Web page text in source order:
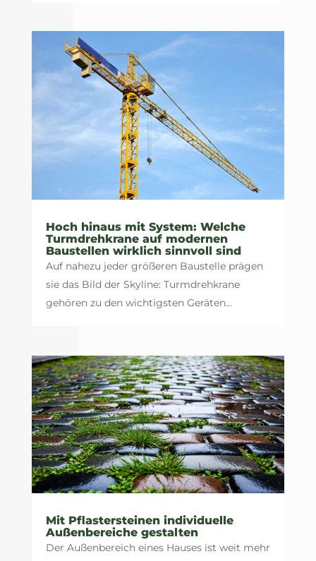
Hoch hinaus mit System: Welche
Turmdrehkrane auf modernen
Baustellen wirklich sinnvoll sind
Auf nahezu jeder größeren Baustelle prägen
sie das Bild der Skyline: Turmdrehkrane
gehören zu den wichtigsten Geräten...
Mit Pflastersteinen individuelle
Außenbereiche gestalten
Der Außenbereich eines Hauses ist weit mehr